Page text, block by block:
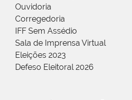
Ouvidoria
Corregedoria
IFF Sem Assédio
Sala de Imprensa Virtual
Eleições 2023
Defeso Eleitoral 2026